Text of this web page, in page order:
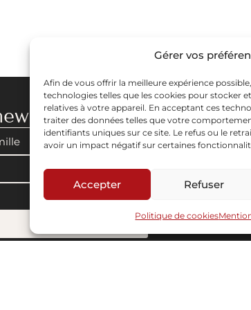
Gérer vos
Afin de vous offrir la meilleure expérience
technologies telles que les cookies pour stocker
relatives à votre appareil. En acceptant ces
traiter des données telles que votre
identifiants uniques sur ce site. Le refus ou le
avoir un impact négatif sur certaines
Accepter Refuser
Politique de cookies